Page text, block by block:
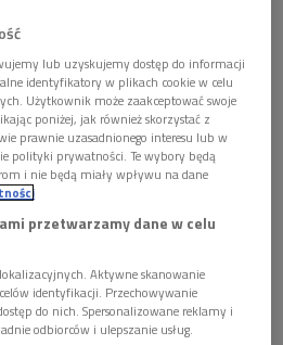
nie żyje
nad przypadkiem, który kazał się
lub uzyskujemy dostęp do informacji
identyfikatory w plikach cookie w celu
Użytkownik może zaakceptować swoje
poniżej, jak również skorzystać z
prawnie uzasadnionego interesu lub w
polityki prywatności. Te wybory będą
i nie będą miały wpływu na dane
przetwarzamy dane w celu
Aktywne skanowanie
identyfikacji. Przechowywanie
do nich. Spersonalizowane reklamy i
odbiorców i ulepszanie usług.